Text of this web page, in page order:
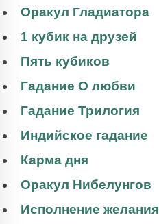
Оракул Гладиатора
1 кубик на друзей
Пять кубиков
Гадание О любви
Гадание Трилогия
Индийское гадание
Карма дня
Оракул Нибелунгов
Исполнение желания